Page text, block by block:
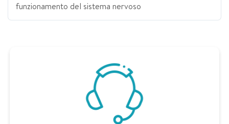
funzionamento del sistema nervoso